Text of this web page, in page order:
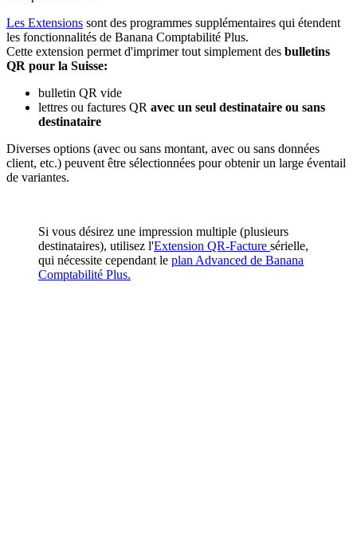
Les Extensions sont des programmes supplémentaires qui étendent
les fonctionnalités de Banana Comptabilité Plus.
Cette extension permet d'imprimer tout simplement des bulletins
QR pour la Suisse:
bulletin QR vide
lettres ou factures QR avec un seul destinataire ou sans
destinataire
Diverses options (avec ou sans montant, avec ou sans données
client, etc.) peuvent être sélectionnées pour obtenir un large éventail
de variantes.
Si vous désirez une impression multiple (plusieurs
destinataires), utilisez l'Extension QR-Facture sérielle,
qui nécessite cependant le plan Advanced de Banana
Comptabilité Plus.